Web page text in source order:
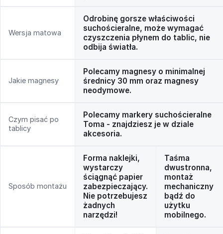
Wersja matowa
Odrobinę gorsze właściwości
suchościeralne, może wymagać
czyszczenia płynem do tablic, nie
odbija światła.
Jakie magnesy
Polecamy magnesy o minimalnej
średnicy 30 mm oraz magnesy
neodymowe.
Czym pisać po
tablicy
Polecamy markery suchościeralne
Toma - znajdziesz je w dziale
akcesoria.
Sposób montażu
Forma naklejki,
wystarczy
ściągnąć papier
zabezpieczający.
Nie potrzebujesz
żadnych
narzędzi!
Taśma
dwustronna,
montaż
mechaniczny
bądź do
użytku
mobilnego.